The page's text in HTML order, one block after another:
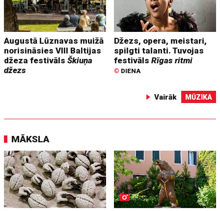
Augustā Lūznavas muižā
norisināsies VIII Baltijas
džeza festivālsŠkiuņa
džezs
Džezs, opera, meistari,
spilgti talanti. Tuvojas
festivālsRīgas ritmi
© DIENA
Vairāk MŪZIKA
MĀKSLA